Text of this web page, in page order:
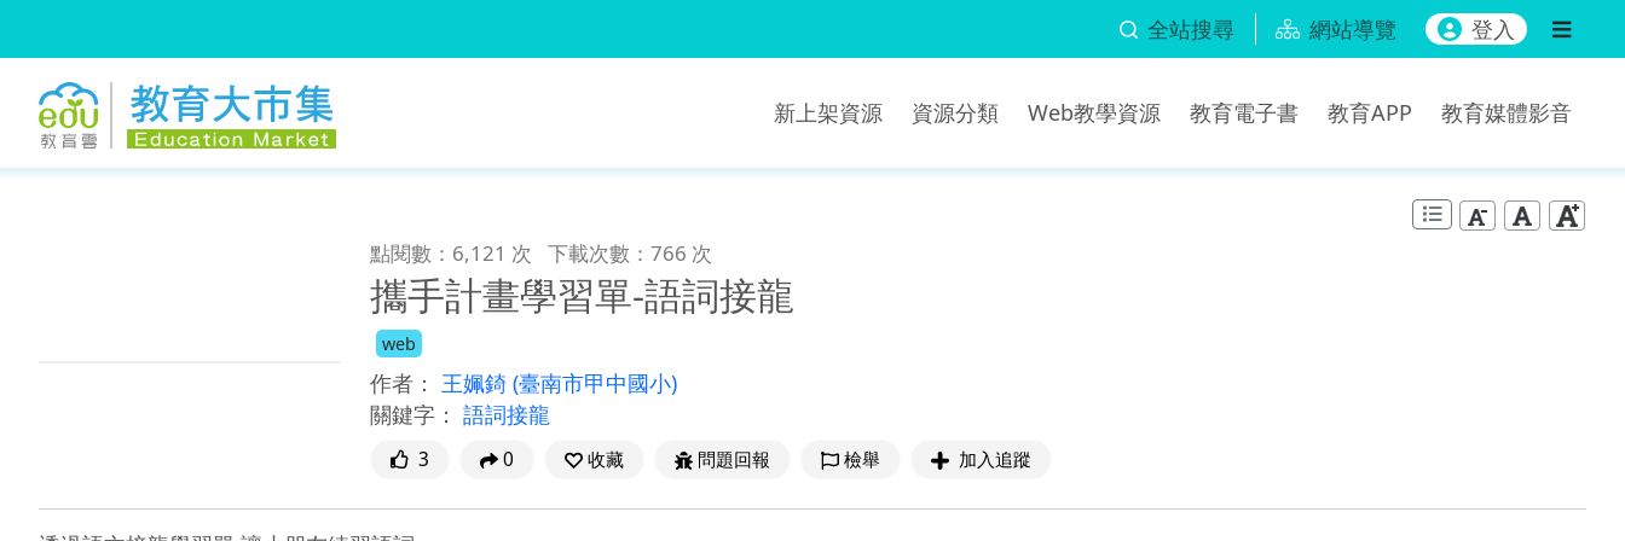
全站搜尋 網站導覽 登入
新上架資源 資源分類 Web教學資源 教育電子書 教育APP 教育媒體影音
點閱數：6,121 次 下載次數：766 次
攜手計畫學習單-語詞接龍
web
作者： 王姵錡 (臺南市甲中國小)
關鍵字： 語詞接龍
3 0 收藏 問題回報 檢舉 加入追蹤